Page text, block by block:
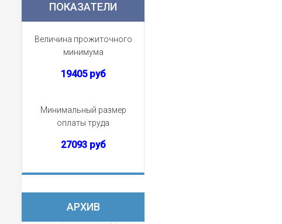
ПОКАЗАТЕЛИ
Величина прожиточного
минимума
19405 руб
Минимальный размер
оплаты труда
27093 руб
АРХИВ